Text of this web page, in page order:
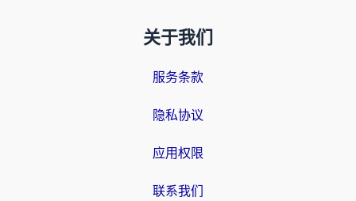
关于我们
服务条款
隐私协议
应用权限
联系我们